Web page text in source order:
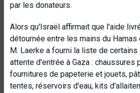
par les donateurs.
Alors qu'Israël affirmait que l'aide
détournée entre les mains du
M. Laerke a fourni la liste de
attente d'entrée à Gaza : chaussures
fournitures de papeterie et jouets,
tentes, réservoirs d'eau, kits